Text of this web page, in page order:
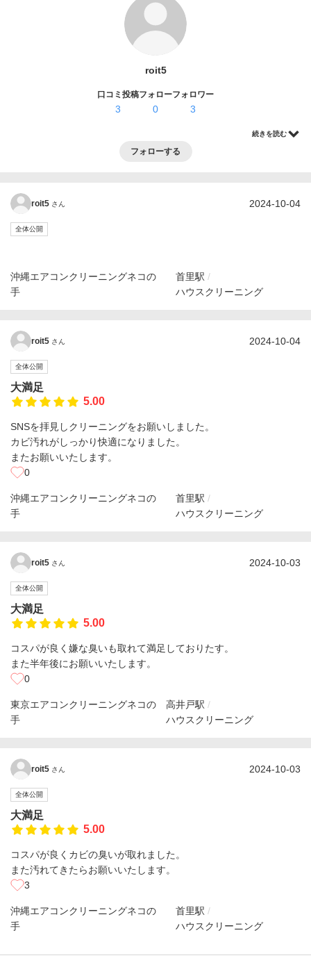
roit5
口コミ投稿
3
フォロー
0
フォロワー
3
続きを読む
フォローする
roit5 さん 2024-10-04
全体公開
沖縄エアコンクリーニングネコの
手
首里駅
ハウスクリーニング
roit5 さん 2024-10-04
全体公開
大満足
5.00
SNSを拝見しクリーニングをお願いしました。
カビ汚れがしっかり快適になりました。
またお願いいたします。
0
沖縄エアコンクリーニングネコの
手
首里駅
ハウスクリーニング
roit5 さん 2024-10-03
全体公開
大満足
5.00
コスパが良く嫌な臭いも取れて満足しておりたす。
また半年後にお願いいたします。
0
東京エアコンクリーニングネコの
手
高井戸駅
ハウスクリーニング
roit5 さん 2024-10-03
全体公開
大満足
5.00
コスパが良くカビの臭いが取れました。
また汚れてきたらお願いいたします。
3
沖縄エアコンクリーニングネコの
手
首里駅
ハウスクリーニング